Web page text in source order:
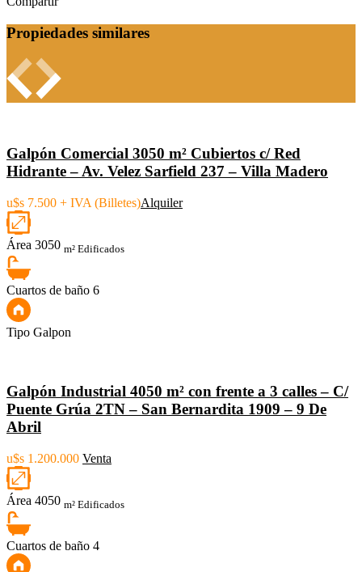
Propiedades similares
Galpón Comercial 3050 m² Cubiertos c/ Red
Hidrante – Av. Velez Sarfield 237 – Villa Madero
u$s 7.500 + IVA (Billetes)Alquiler
Área 3050 m² Edificados
Cuartos de baño 6
Tipo Galpon
Galpón Industrial 4050 m² con frente a 3 calles – C/
Puente Grúa 2TN – San Bernardita 1909 – 9 De
Abril
u$s 1.200.000 Venta
Área 4050 m² Edificados
Cuartos de baño 4